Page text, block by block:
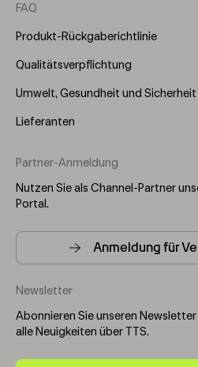
FAQ
Produkt-Rückgaberichtlinie
Qualitätsverpflichtung
Umwelt, Gesundheit und Sicherheit
Lieferanten
Partner-Anmeldung
Nutzen Sie als Channel-Partner
Portal.
Anmeldung für
Newsletter
Abonnieren Sie unseren
alle Neuigkeiten über TTS.